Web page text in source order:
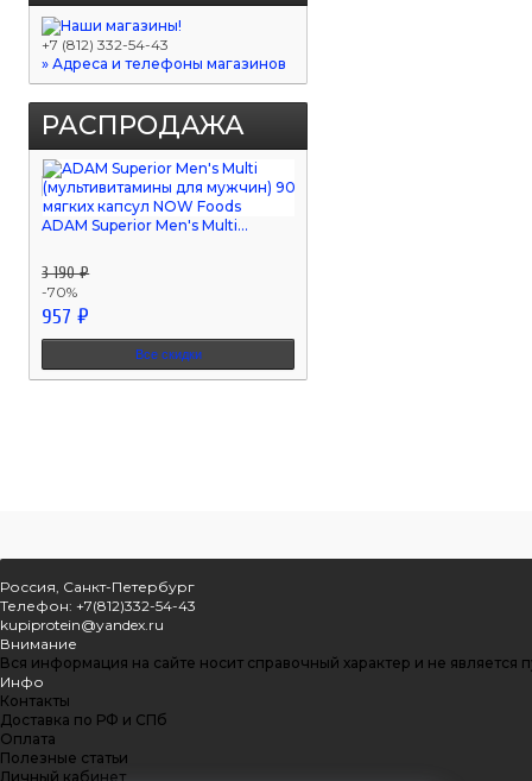
+7 (812) 332-54-43
» Адреса и телефоны магазинов
РАСПРОДАЖА
ADAM Superior Men's Multi...
3 190 ₽
-70%
957 ₽
Все скидки
Россия, Санкт-Петербург
Телефон: +7(812)332-54-43
kupiprotein@yandex.ru
Внимание
Вся информация на сайте носит справочный характер и не
Инфо
Контакты
Доставка по РФ и СПб
Оплата
Полезные статьи
Личный кабинет